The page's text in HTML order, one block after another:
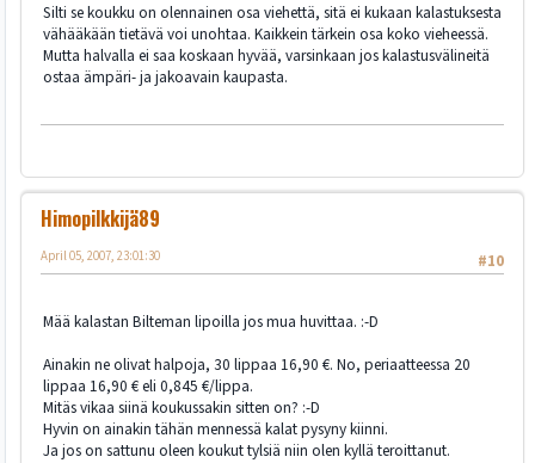
Silti se koukku on olennainen osa viehettä, sitä ei kukaan kalastuksesta
vähääkään tietävä voi unohtaa. Kaikkein tärkein osa koko vieheessä.
Mutta halvalla ei saa koskaan hyvää, varsinkaan jos kalastusvälineitä
ostaa ämpäri- ja jakoavain kaupasta.
Himopilkkijä89
#10
April 05, 2007, 23:01:30
Mää kalastan Bilteman lipoilla jos mua huvittaa. :-D
Ainakin ne olivat halpoja, 30 lippaa 16,90 €. No, periaatteessa 20
lippaa 16,90 € eli 0,845 €/lippa.
Mitäs vikaa siinä koukussakin sitten on? :-D
Hyvin on ainakin tähän mennessä kalat pysyny kiinni.
Ja jos on sattunu oleen koukut tylsiä niin olen kyllä teroittanut.